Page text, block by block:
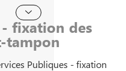
- fixation des
tampon
Publiques - fixation